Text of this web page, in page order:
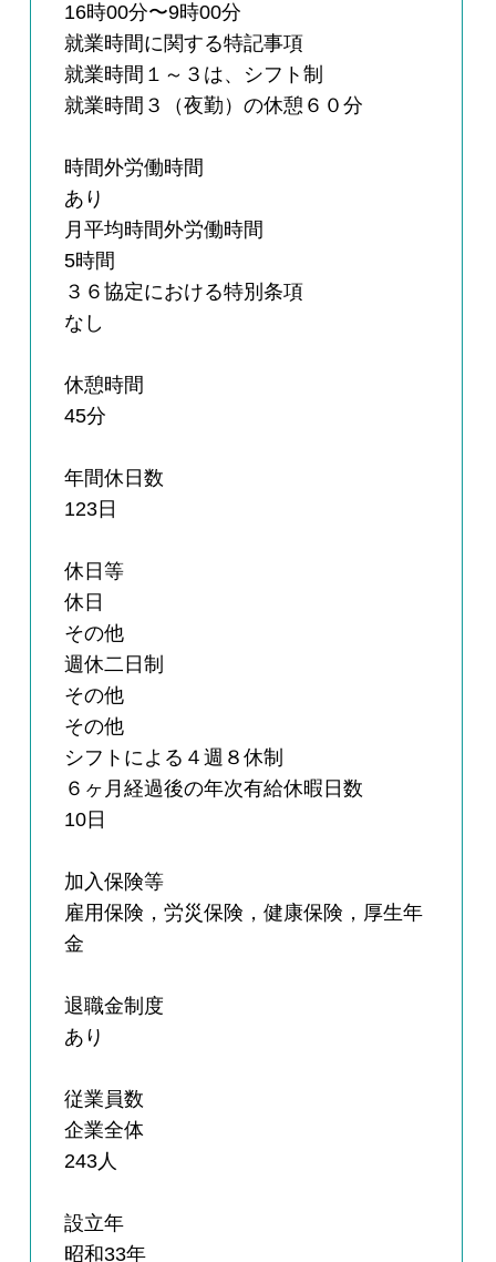
16時00分〜9時00分
就業時間に関する特記事項
就業時間１～３は、シフト制
就業時間３（夜勤）の休憩６０分
時間外労働時間
あり
月平均時間外労働時間
5時間
３６協定における特別条項
なし
休憩時間
45分
年間休日数
123日
休日等
休日
その他
週休二日制
その他
その他
シフトによる４週８休制
６ヶ月経過後の年次有給休暇日数
10日
加入保険等
雇用保険，労災保険，健康保険，厚生年
金
退職金制度
あり
従業員数
企業全体
243人
設立年
昭和33年